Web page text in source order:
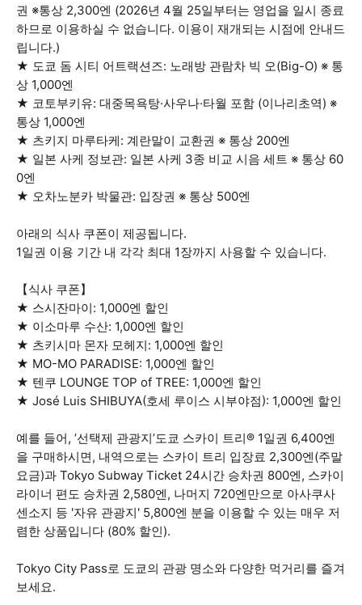
권 ※통상 2,300엔 (2026년 4월 25일부터는 영업을 일시 종료
하므로 이용하실 수 없습니다. 이용이 재개되는 시점에 안내드
립니다.)
★ 도쿄 돔 시티 어트랙션즈: 노래방 관람차 빅 오(Big-O) ※ 통
상 1,000엔
★ 코토부키유: 대중목욕탕·사우나·타월 포함 (이나리초역) ※
통상 1,000엔
★ 츠키지 마루타케: 계란말이 교환권 ※ 통상 200엔
★ 일본 사케 정보관: 일본 사케 3종 비교 시음 세트 ※ 통상 60
0엔
★ 오차노분카 박물관: 입장권 ※ 통상 500엔
아래의 식사 쿠폰이 제공됩니다.
1일권 이용 기간 내 각각 최대 1장까지 사용할 수 있습니다.
【식사 쿠폰】
★ 스시잔마이: 1,000엔 할인
★ 이소마루 수산: 1,000엔 할인
★ 츠키시마 몬자 모헤지: 1,000엔 할인
★ MO-MO PARADISE: 1,000엔 할인
★ 텐쿠 LOUNGE TOP of TREE: 1,000엔 할인
★ José Luis SHIBUYA(호세 루이스 시부야점): 1,000엔 할인
예를 들어, ’선택제 관광지’도쿄 스카이 트리® 1일권 6,400엔
을 구매하시면, 내역으로는 스카이 트리 입장료 2,300엔(주말
요금)과 Tokyo Subway Ticket 24시간 승차권 800엔, 스카이
라이너 편도 승차권 2,580엔, 나머지 720엔만으로 아사쿠사
센소지 등 '자유 관광지' 5,800엔 분을 이용할 수 있는 매우 저
렴한 상품입니다 (80% 할인).
Tokyo City Pass로 도쿄의 관광 명소와 다양한 먹거리를 즐겨
보세요.